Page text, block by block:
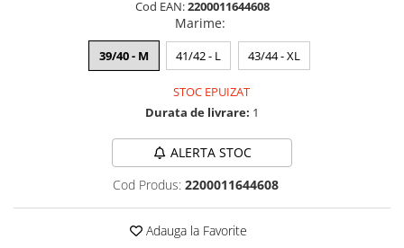
Cod EAN:2200011644608
Marime:
39/40 - M 41/42 - L 43/44 - XL
STOC EPUIZAT
Durata de livrare: 1
ALERTA STOC
Cod Produs: 2200011644608
Adauga la Favorite